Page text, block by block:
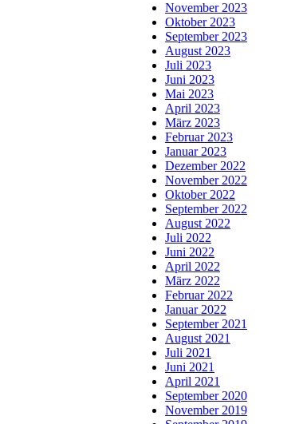
November 2023
Oktober 2023
September 2023
August 2023
Juli 2023
Juni 2023
Mai 2023
April 2023
März 2023
Februar 2023
Januar 2023
Dezember 2022
November 2022
Oktober 2022
September 2022
August 2022
Juli 2022
Juni 2022
April 2022
März 2022
Februar 2022
Januar 2022
September 2021
August 2021
Juli 2021
Juni 2021
April 2021
September 2020
November 2019